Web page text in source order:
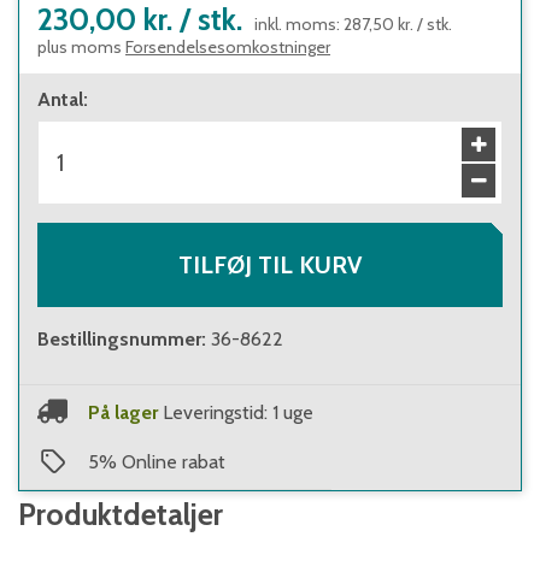
230,00 kr. / stk. inkl. moms: 287,50 kr. /stk.
plus moms Forsendelsesomkostninger
Antal:
TILFØJ TIL KURV
Bestillingsnummer: 36-8622
På lager Leveringstid: 1 uge
5% Online rabat
Produktdetaljer